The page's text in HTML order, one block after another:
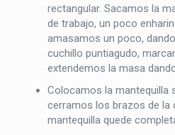
rectangular. Sacamos la
de trabajo, un poco
amasamos un poco,
cuchillo puntiagudo,
extendemos la masa
Colocamos la mantequilla
cerramos los brazos de la
mantequilla quede